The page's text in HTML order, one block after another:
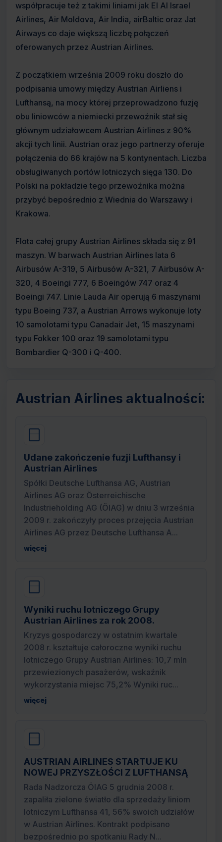
współpracuje też z takimi liniami jak El Al Israel
Airlines, Air Moldova, Air India, airBaltic oraz Jat
Airways co daje większą liczbę połączeń
oferowanych przez Austrian Airlines.
Z początkiem września 2009 roku doszło do
podpisania umowy między Austrian Airliens i
Lufthansą, na mocy której przeprowadzono fuzję
obu liniowców a niemiecki przewoźnik stał się
głównym udziałowcem Austrian Airlines z 90%
akcji tych linii. Austrian oraz jego partnerzy oferuje
połączenia do 66 krajów na 5 kontynentach. Liczba
obsługiwanych portów lotniczych sięga 130. Do
Polski na pokładzie tego przewoźnika można
przybyć bepośrednio z Wiednia do Warszawy i
Krakowa.
Flota całej grupy Austrian Airlines składa się z 91
maszyn. W barwach Austrian Airlines lata 6
Airbusów A-319, 5 Airbusów A-321, 7 Airbusów A-
320, 4 Boeingi 777, 6 Boeingów 747 oraz 4
Boeingi 747. Linie Lauda Air operują 6 maszynami
typu Boeing 737, a Austrian Arrows wykonuje loty
10 samolotami typu Canadair Jet, 15 maszynami
typu Fokker 100 oraz 19 samolotami typu
Bombardier Q-300 i Q-400.
Austrian Airlines aktualności:
Udane zakończenie fuzji Lufthansy i
Austrian Airlines
Spółki Deutsche Lufthansa AG, Austrian
Airlines AG oraz Österreichische
Industrieholding AG (ÖIAG) w dniu 3 września
2009 r. zakończyły proces przejęcia Austrian
Airlines AG przez Deutsche Lufthansa A...
więcej
Wyniki ruchu lotniczego Grupy
Austrian Airlines za rok 2008.
Kryzys gospodarczy w ostatnim kwartale
2008 r. kształtuje całoroczne wyniki ruchu
lotniczego Grupy Austrian Airlines: 10,7 mln
przewiezionych pasażerów, wskaźnik
wykorzystania miejsc 75,2% Wyniki ruc...
więcej
AUSTRIAN AIRLINES STARTUJE KU
NOWEJ PRZYSZŁOŚCI Z LUFTHANSĄ
Rada Nadzorcza ÖIAG 5 grudnia 2008 r.
zapaliła zielone światło dla sprzedaży liniom
lotniczym Lufthansa 41, 56% swoich udziałów
w Austrian Airlines. Kontrakt podpisano
bezpośrednio po spotkaniu Rady N...